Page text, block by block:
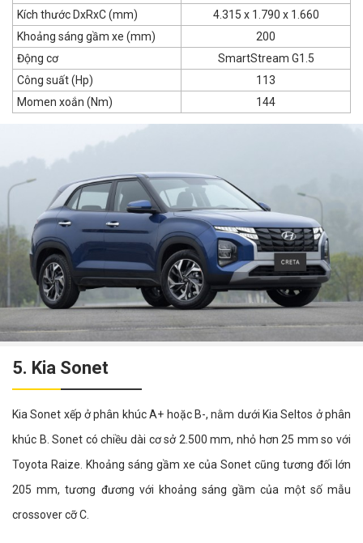
Kích thước DxRxC (mm)
4.315 x 1.790 x 1.660
Khoảng sáng gầm xe (mm)
200
Động cơ
SmartStream G1.5
Công suất (Hp)
113
Momen xoắn (Nm)
144
5. Kia Sonet
Kia Sonet xếp ở phân khúc A+ hoặc B-, nằm dưới Kia Seltos ở phân
khúc B. Sonet có chiều dài cơ sở 2.500 mm, nhỏ hơn 25 mm so với
Toyota Raize. Khoảng sáng gầm xe của Sonet cũng tương đối lớn
205 mm, tương đương với khoảng sáng gầm của một số mẫu
crossover cỡ C.